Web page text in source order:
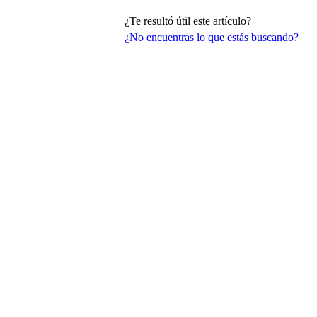
¿No encuentras lo que estás buscando?
¿Te resultó útil este artículo?